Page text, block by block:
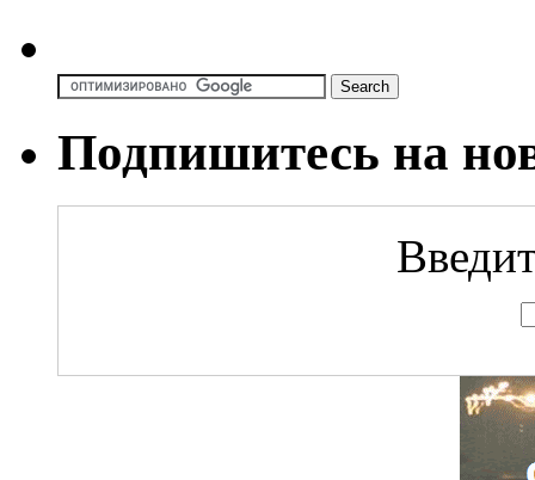
Подпишитесь на